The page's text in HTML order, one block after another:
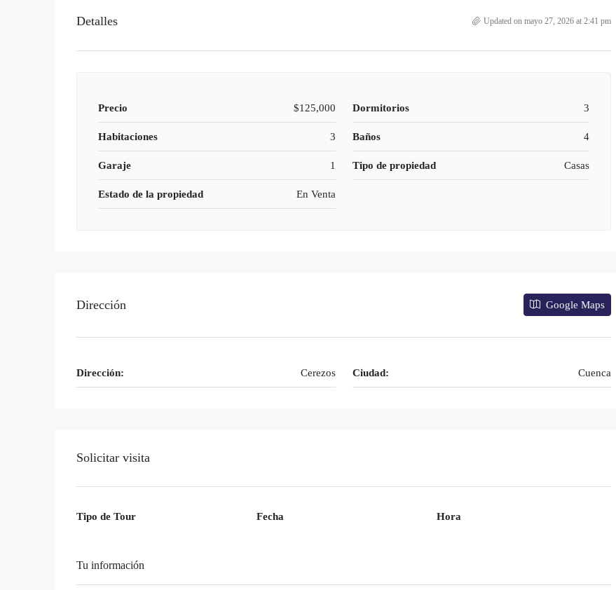
Detalles Updated on mayo 27, 2026 at 2:41 pm
Precio $125,000 Dormitorios 3
Habitaciones 3 Baños 4
Garaje 1 Tipo de propiedad Casas
Estado de la propiedad En Venta
Dirección Google Maps
Dirección: Cerezos Ciudad: Cuenca
Solicitar visita
Tipo de Tour Fecha Hora
Tu información